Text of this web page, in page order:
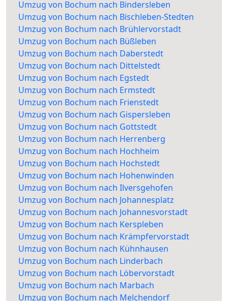
Umzug von Bochum nach Bindersleben
Umzug von Bochum nach Bischleben-Stedten
Umzug von Bochum nach Brühlervorstadt
Umzug von Bochum nach Büßleben
Umzug von Bochum nach Daberstedt
Umzug von Bochum nach Dittelstedt
Umzug von Bochum nach Egstedt
Umzug von Bochum nach Ermstedt
Umzug von Bochum nach Frienstedt
Umzug von Bochum nach Gispersleben
Umzug von Bochum nach Gottstedt
Umzug von Bochum nach Herrenberg
Umzug von Bochum nach Hochheim
Umzug von Bochum nach Hochstedt
Umzug von Bochum nach Hohenwinden
Umzug von Bochum nach Ilversgehofen
Umzug von Bochum nach Johannesplatz
Umzug von Bochum nach Johannesvorstadt
Umzug von Bochum nach Kerspleben
Umzug von Bochum nach Krämpfervorstadt
Umzug von Bochum nach Kühnhausen
Umzug von Bochum nach Linderbach
Umzug von Bochum nach Löbervorstadt
Umzug von Bochum nach Marbach
Umzug von Bochum nach Melchendorf